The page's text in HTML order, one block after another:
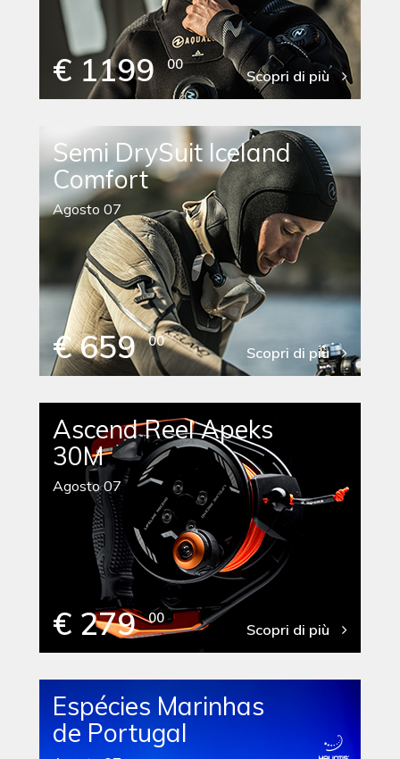
€ 1199 00
Scopri di più
Semi DrySuit Iceland
Comfort
Agosto 07
€ 659 00
Scopri di più
Ascend Reel Apeks
30M
Agosto 07
€ 279 00
Scopri di più
Espécies Marinhas
de Portugal